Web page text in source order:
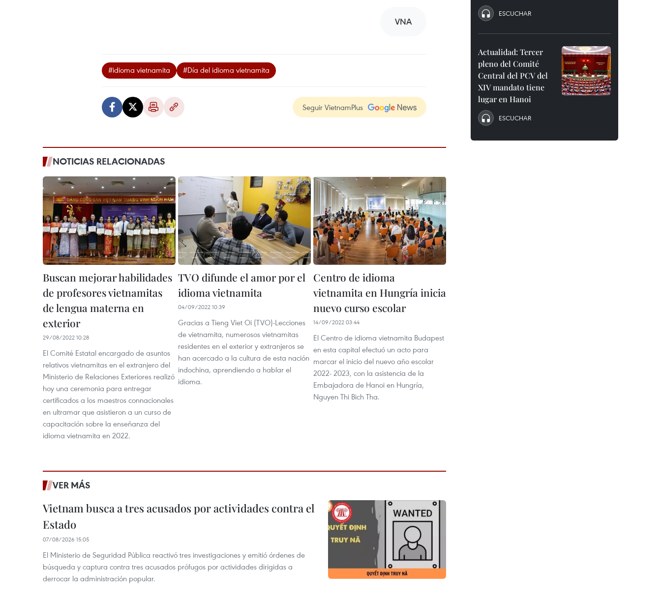
VNA
#idioma vietnamita #Día del idioma vietnamita
Seguir VietnamPlus
NOTICIAS RELACIONADAS
Buscan mejorar habilidades
de profesores vietnamitas
de lengua materna en
exterior
29/08/2022 10:28
El Comité Estatal encargado de asuntos
relativos vietnamitas en el extranjero del
Ministerio de Relaciones Exteriores realizó
hoy una ceremonia para entregar
certificados a los maestros connacionales
en ultramar que asistieron a un curso de
capacitación sobre la enseñanza del
idioma vietnamita en 2022.
TVO difunde el amor por el
idioma vietnamita
04/09/2022 10:39
Gracias a Tieng Viet Oi (TVO)-Lecciones
de vietnamita, numerosos vietnamitas
residentes en el exterior y extranjeros se
han acercado a la cultura de esta nación
indochina, aprendiendo a hablar el
idioma.
Centro de idioma
vietnamita en Hungría inicia
nuevo curso escolar
14/09/2022 03:44
El Centro de idioma vietnamita Budapest
en esta capital efectuó un acto para
marcar el inicio del nuevo año escolar
2022- 2023, con la asistencia de la
Embajadora de Hanoi en Hungría,
Nguyen Thi Bich Tha.
VER MÁS
Vietnam busca a tres acusados por actividades contra el
Estado
07/08/2026 15:05
El Ministerio de Seguridad Pública reactivó tres investigaciones y emitió órdenes de
búsqueda y captura contra tres acusados prófugos por actividades dirigidas a
derrocar la administración popular.
ESCUCHAR
Actualidad: Tercer
pleno del Comité
Central del PCV del
XIV mandato tiene
lugar en Hanoi
ESCUCHAR